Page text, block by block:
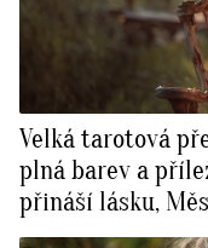
Velká tarotová
plná barev a
přináší lásku,